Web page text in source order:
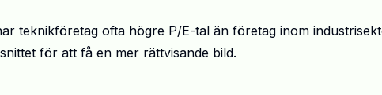
teknikföretag ofta högre P/E-tal än företag inom
för att få en mer rättvisande bild.